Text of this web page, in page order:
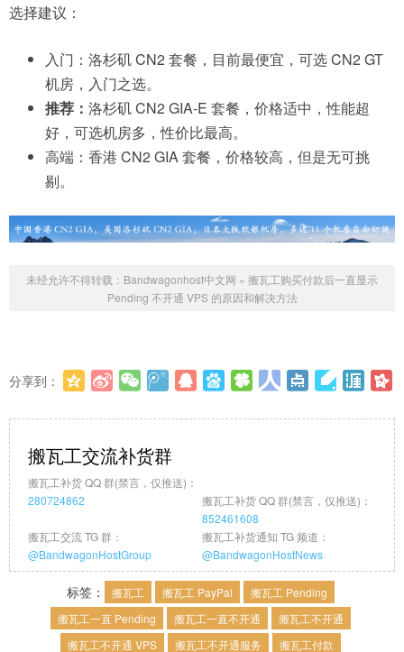
选择建议：
入门：洛杉矶 CN2 套餐，目前最便宜，可选 CN2 GT
机房，入门之选。
推荐： 洛杉矶 CN2 GIA-E 套餐，价格适中，性能超
好，可选机房多，性价比最高。
高端：香港 CN2 GIA 套餐，价格较高，但是无可挑
剔。
未经允许不得转载： Bandwagonhost中文网 » 搬瓦工购买付款后一直显示
Pending 不开通 VPS 的原因和解决方法
分享到：
搬瓦工交流补货群
搬瓦工补货 QQ 群(禁言，仅推送)：
280724862
搬瓦工补货 QQ 群(禁言，仅推送)：
852461608
搬瓦工交流 TG 群：
@BandwagonHostGroup
搬瓦工补货通知 TG 频道：
@BandwagonHostNews
标签： 搬瓦工 搬瓦工 PayPal
搬瓦工 Pending
搬瓦工一直 Pending
搬瓦工一直不开通
搬瓦工不开通
搬瓦工不开通 VPS
搬瓦工不开通服务 搬瓦工付款